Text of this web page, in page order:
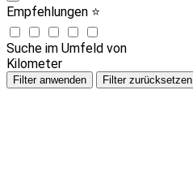
Empfehlungen ⭐
Suche im Umfeld von
Kilometer
Filter anwenden Filter zurücksetzen